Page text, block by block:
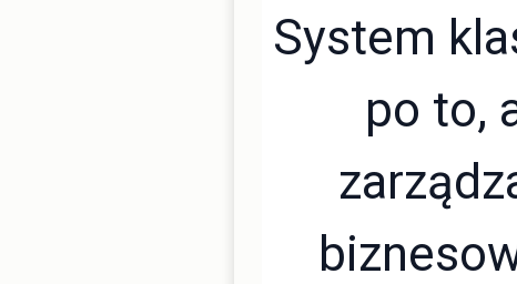
System
po to,